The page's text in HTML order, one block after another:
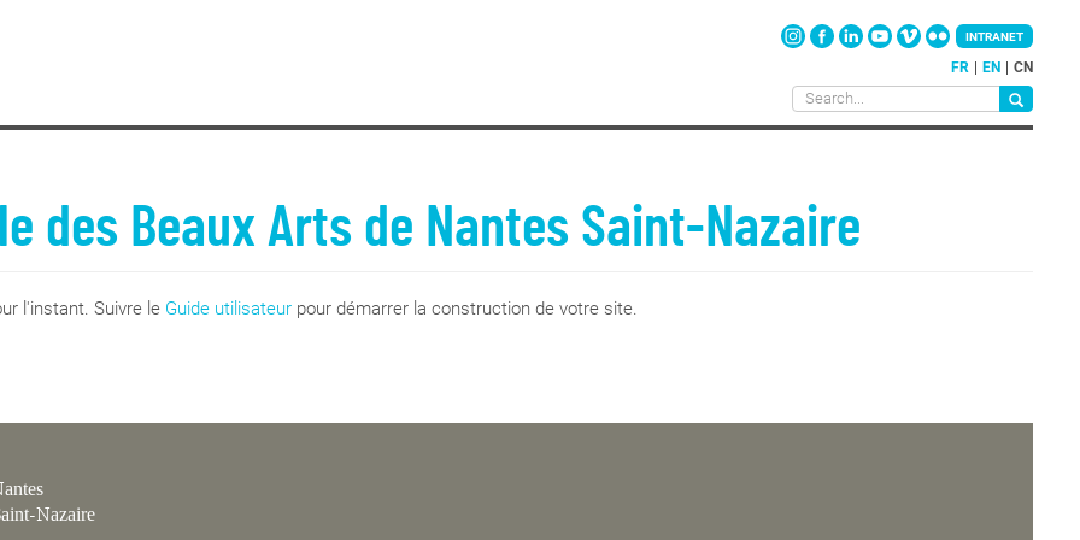
FR EN CN
INTRANET
des Beaux Arts de Nantes Saint-Nazaire
l'instant. Suivre le Guide utilisateur pour démarrer la construction de votre site.
Nazaire